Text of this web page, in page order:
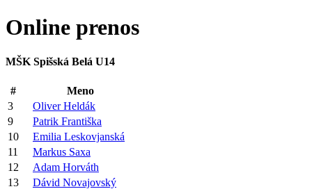
Online prenos
MŠK Spišská Belá U14
#
Meno
3
Oliver Heldák
9
Patrik Františka
10
Emilia Leskovjanská
11
Markus Saxa
12
Adam Horváth
13
Dávid Novajovský